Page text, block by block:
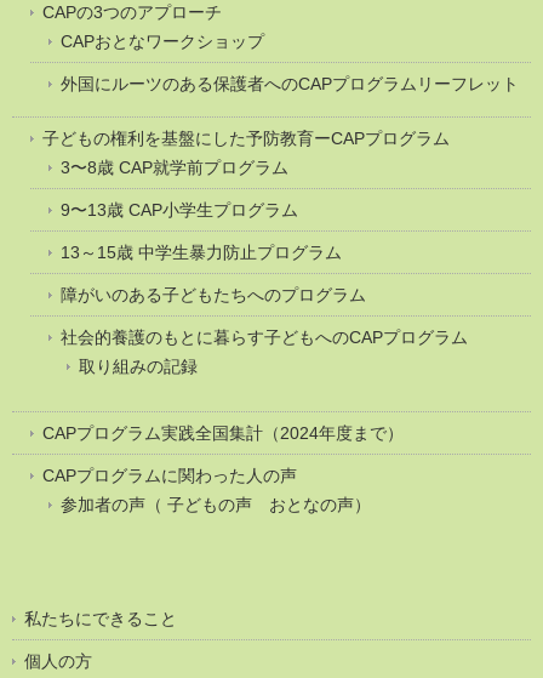
CAPの3つのアプローチ
CAPおとなワークショップ
外国にルーツのある保護者へのCAPプログラムリーフレット
子どもの権利を基盤にした予防教育ーCAPプログラム
3〜8歳 CAP就学前プログラム
9〜13歳 CAP小学生プログラム
13～15歳 中学生暴力防止プログラム
障がいのある子どもたちへのプログラム
社会的養護のもとに暮らす子どもへのCAPプログラム
取り組みの記録
CAPプログラム実践全国集計（2024年度まで）
CAPプログラムに関わった人の声
参加者の声（ 子どもの声 おとなの声）
私たちにできること
個人の方